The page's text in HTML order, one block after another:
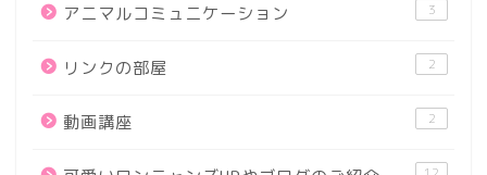
アニマルコミュニケーション 3
リンクの部屋 2
動画講座 2